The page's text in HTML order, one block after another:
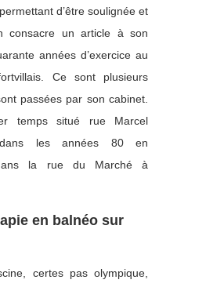
d’être soulignée et
consacre un article à son
années d’exercice au
Ce sont plusieurs
passées par son cabinet.
temps situé rue Marcel
les années 80 en
la rue du Marché à
en balnéo sur
certes pas olympique,